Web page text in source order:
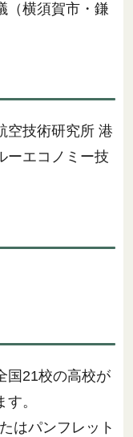
（横須賀市・鎌
空技術研究所 港
ーエコノミー技
国21校の高校が
。
はパンフレット